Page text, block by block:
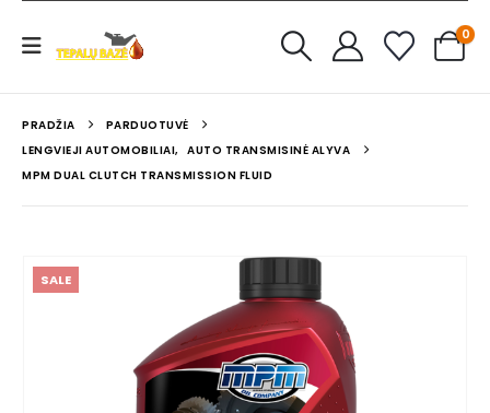
0
PRADŽIA
PARDUOTUVĖ
LENGVIEJI AUTOMOBILIAI, AUTO TRANSMISINĖ ALYVA
MPM DUAL CLUTCH TRANSMISSION FLUID
SALE